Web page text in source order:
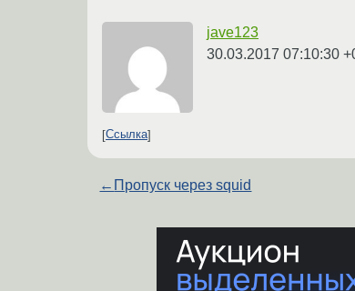
jave123
30.03.2017 07:10:30
Ссылка
← Пропуск через squid